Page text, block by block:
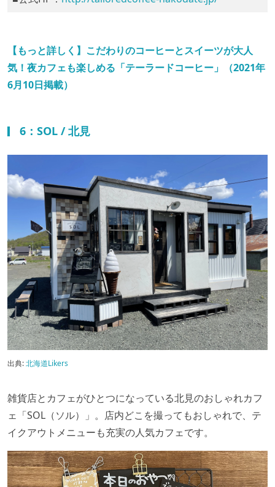
【もっと詳しく】こだわりのコーヒーとスイーツが大人
気！夜カフェも楽しめる「テーラードコーヒー」（2021年
6月10日掲載）
6：SOL / 北見
出典:北海道Likers
雑貨店とカフェがひとつになっている北見のおしゃれカフ
ェ「SOL（ソル）」。店内どこを撮ってもおしゃれで、テ
イクアウトメニューも充実の人気カフェです。